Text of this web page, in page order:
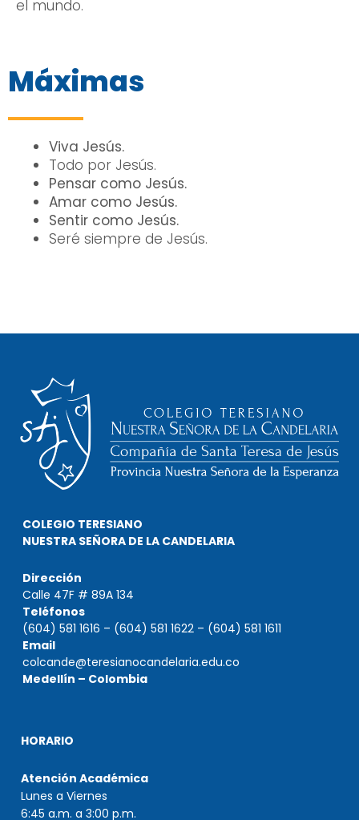
el mundo.
Máximas
Viva Jesús.
Todo por Jesús.
Pensar como Jesús.
Amar como Jesús.
Sentir como Jesús.
Seré siempre de Jesús.
COLEGIO TERESIANO
NUESTRA SEÑORA DE LA CANDELARIA
Dirección
Calle 47F # 89A 134
Teléfonos
(604) 581 1616 – (604) 581 1622 – (604) 581 1611
Email
colcande@teresianocandelaria.edu.co
Medellín – Colombia
HORARIO
Atención Académica
Lunes a Viernes
6:45 a.m. a 3:00 p.m.